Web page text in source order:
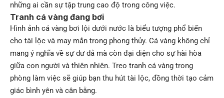
những ai cần sự tập trung cao độ trong công việc.
Tranh cá vàng đang bơi
Hình ảnh cá vàng bơi lội dưới nước là biểu tượng phổ biến
cho tài lộc và may mắn trong phong thủy. Cá vàng không chỉ
mang ý nghĩa về sự dư dả mà còn đại diện cho sự hài hòa
giữa con người và thiên nhiên. Treo tranh cá vàng trong
phòng làm việc sẽ giúp bạn thu hút tài lộc, đồng thời tạo cảm
giác bình yên và cân bằng.